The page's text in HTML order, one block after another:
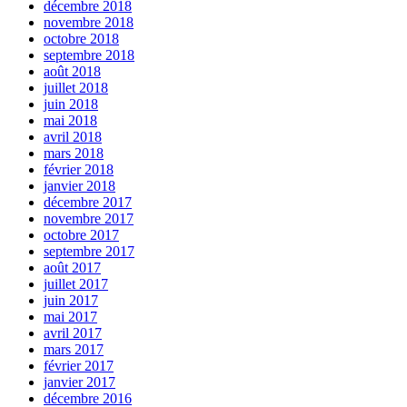
décembre 2018
novembre 2018
octobre 2018
septembre 2018
août 2018
juillet 2018
juin 2018
mai 2018
avril 2018
mars 2018
février 2018
janvier 2018
décembre 2017
novembre 2017
octobre 2017
septembre 2017
août 2017
juillet 2017
juin 2017
mai 2017
avril 2017
mars 2017
février 2017
janvier 2017
décembre 2016